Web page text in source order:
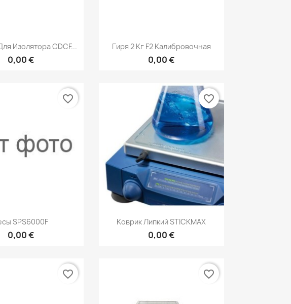
просмотр
Изолятора CDCF...
0,00 €
 Быстрый просмотр
Гиря 2 Кг F2 Калибровочная
0,00 €
просмотр
SPS6000F
0,00 €
favorite_border
Быстрый просмотр
Коврик Липкий STICKMAX
0,00 €
favorite_border
favorite_border favorite_border